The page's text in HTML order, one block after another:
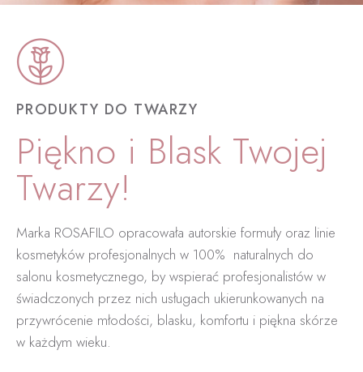
PRODUKTY DO TWARZY
Piękno i Blask Twojej
Twarzy!
Marka ROSAFILO opracowała autorskie formuły oraz linie
kosmetyków profesjonalnych w 100% naturalnych do
salonu kosmetycznego, by wspierać profesjonalistów w
świadczonych przez nich usługach ukierunkowanych na
przywrócenie młodości, blasku, komfortu i piękna skórze
w każdym wieku.